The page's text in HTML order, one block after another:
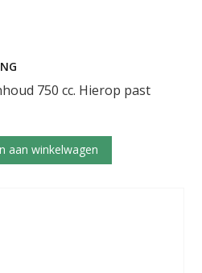
750 cc. Hierop past
aan winkelwagen